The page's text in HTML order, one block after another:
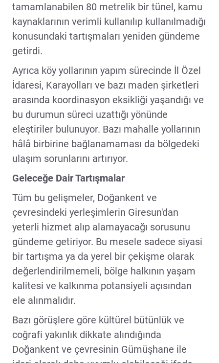
tamamlanabilen 80 metrelik bir tünel, kamu
kaynaklarının verimli kullanılıp kullanılmadığı
konusundaki tartışmaları yeniden gündeme
getirdi.
Ayrıca köy yollarının yapım sürecinde İl Özel
İdaresi, Karayolları ve bazı maden şirketleri
arasında koordinasyon eksikliği yaşandığı ve
bu durumun süreci uzattığı yönünde
eleştiriler bulunuyor. Bazı mahalle yollarının
hâlâ birbirine bağlanamaması da bölgedeki
ulaşım sorunlarını artırıyor.
Geleceğe Dair Tartışmalar
Tüm bu gelişmeler, Doğankent ve
çevresindeki yerleşimlerin Giresun'dan
yeterli hizmet alıp alamayacağı sorusunu
gündeme getiriyor. Bu mesele sadece siyasi
bir tartışma ya da yerel bir çekişme olarak
değerlendirilmemeli, bölge halkının yaşam
kalitesi ve kalkınma potansiyeli açısından
ele alınmalıdır.
Bazı görüşlere göre kültürel bütünlük ve
coğrafi yakınlık dikkate alındığında
Doğankent ve çevresinin Gümüşhane ile